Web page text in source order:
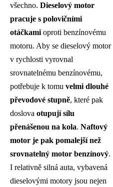
všechno. Dieselový motor
pracuje s polovičními
otáčkami oproti benzínovému
motoru. Aby se dieselový motor
v rychlosti vyrovnal
srovnatelnému benzínovému,
potřebuje k tomu velmi dlouhé
převodové stupně, které pak
doslova otupují sílu
přenášenou na kola. Naftový
motor je pak pomalejší než
srovnatelný motor benzínový.
I relativně silná auta, vybavená
dieselovými motory jsou nejen